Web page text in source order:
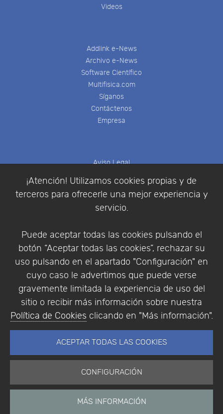
¡Atención! Utilizamos cookies propias y de
terceros para ofrecerle una mejor experiencia y
servicio.
Puede aceptar todas las cookies pulsando el
botón “Aceptar todas las cookies”, rechazar su
uso pulsando en el apartado "Configuración" en
cuyo caso le advertimos que puede verse
gravemente limitada la experiencia de uso del
sitio o recibir más información sobre nuestra
Política de Cookies clicando en "Más información".
ACEPTAR TODAS LAS COOKIES
CONFIGURACIÓN
MÁS INFORMACIÓN
Videos
Addlink e-News
Archivo e-News
Software Científico
Multifisica.com
Síganos
Contáctenos
Empresa
Aviso Legal
Política de Privacidad
Condiciones de compra
Identificarse
Empresa|Aviso Legal| Política de Privacidad |
Política de Cookies
© Copyright 1994 - 2026. Addlink Software
Científico, S.L.
Portugal.